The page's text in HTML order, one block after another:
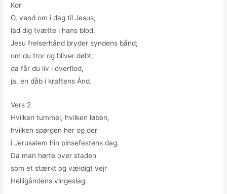
Kor
O, vend om i dag til Jesus,
lad dig tvætte i hans blod.
Jesu frelserhånd bryder syndens bånd;
om du tror og bliver døbt,
da får du liv i overflod,
ja, en dåb i kraftens Ånd.
Vers 2
Hvilken tummel, hvilken løben,
hvilken spørgen her og der
i Jerusalem hin pinsefestens dag.
Da man hørte over staden
som et stærkt og vældigt vejr
Helligåndens vingeslag.